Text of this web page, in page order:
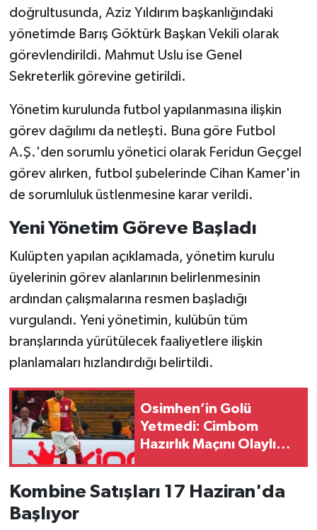
doğrultusunda, Aziz Yıldırım başkanlığındaki
yönetimde Barış Göktürk Başkan Vekili olarak
görevlendirildi. Mahmut Uslu ise Genel
Sekreterlik görevine getirildi.
Yönetim kurulunda futbol yapılanmasına ilişkin
görev dağılımı da netleşti. Buna göre Futbol
A.Ş.'den sorumlu yönetici olarak Feridun Geçgel
görev alırken, futbol şubelerinde Cihan Kamer'in
de sorumluluk üstlenmesine karar verildi.
Yeni Yönetim Göreve Başladı
Kulüpten yapılan açıklamada, yönetim kurulu
üyelerinin görev alanlarının belirlenmesinin
ardından çalışmalarına resmen başladığı
vurgulandı. Yeni yönetimin, kulübün tüm
branşlarında yürütülecek faaliyetlere ilişkin
planlamaları hızlandırdığı belirtildi.
Osimhen’in Golü
Yetmedi: Cimbom
Hazırlık Maçını Olaylı
Kombine Satışları 17 Haziran'da
Başlıyor